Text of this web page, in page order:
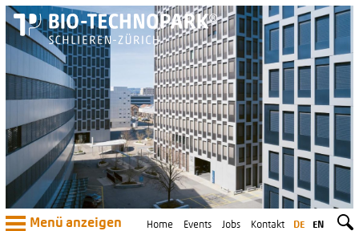
Menü anzeigen DE EN
Home Events Jobs Kontakt